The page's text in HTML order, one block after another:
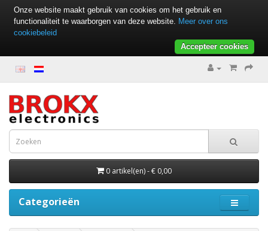
0 artikel(en) - € 0,00
Categorieën
Onze website maakt gebruik van cookies om het gebruik en
functionaliteit te waarborgen van deze website. Meer over ons
cookiebeleid
Accepteer cookies